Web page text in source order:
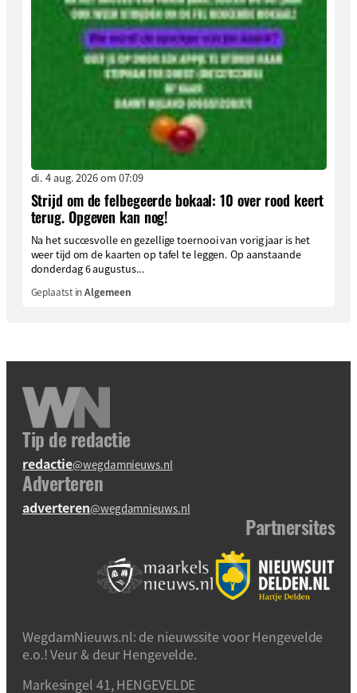
di. 4 aug. 2026 om 07:09
Strijd om de felbegeerde bokaal: 10 over rood keert
terug. Opgeven kan nog!
Na het succesvolle en gezellige toernooi van vorig jaar is het
weer tijd om de kaarten op tafel te leggen. Op aanstaande
donderdag 6 augustus...
Geplaatst inAlgemeen
Tip de redactie
redactie@wegdamnieuws.nl
Adverteren
adverteren@wegdamnieuws.nl
Partnersites
WegdamNieuws.nl: de nieuwssite voor Hengevelde
e.o.! Veur & deur Hengevelde.
Markesingel 41, HENGEVELDE